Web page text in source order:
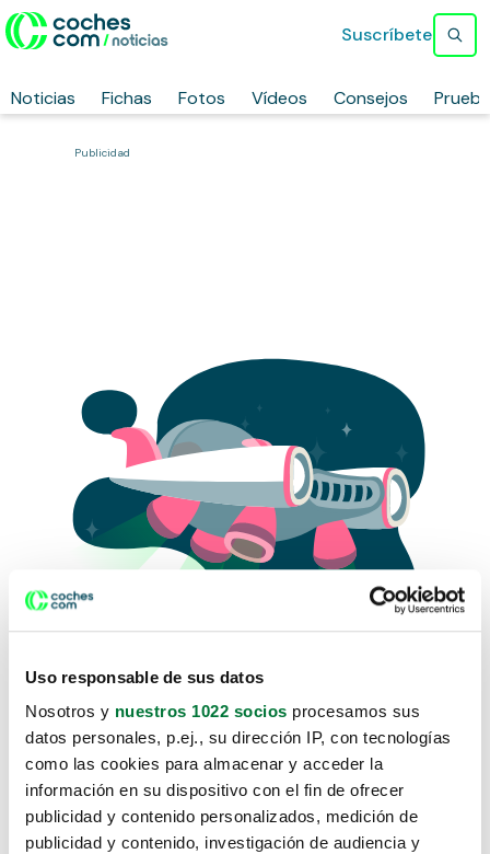
Uso responsable de sus datos
Nosotros y nuestros 1022 socios procesamos sus
datos personales, p.ej., su dirección IP, con tecnologías
como las cookies para almacenar y acceder la
información en su dispositivo con el fin de ofrecer
publicidad y contenido personalizados, medición de
publicidad y contenido, investigación de audiencia y
Noticias Fichas Fotos Vídeos Consejos
Suscríbete
Publicidad
Lo sentimos, no sabemos como
te hemos traido hasta aquí.